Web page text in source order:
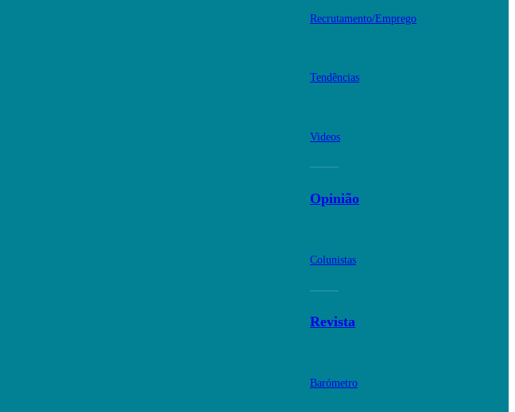
Recrutamento/Emprego
Tendências
Videos
Opinião
Colunistas
Revista
Barómetro